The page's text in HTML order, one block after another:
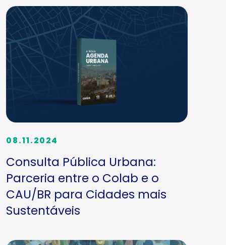
08.11.2024
Consulta Pública Urbana:
Parceria entre o Colab e o
CAU/BR para Cidades mais
Sustentáveis